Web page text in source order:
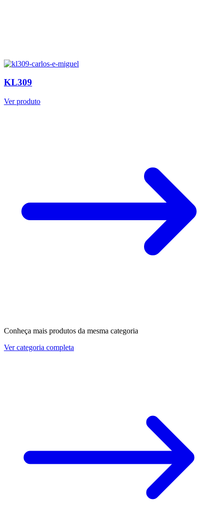
KL309
Ver produto
Conheça mais produtos da mesma categoria
Ver categoria completa